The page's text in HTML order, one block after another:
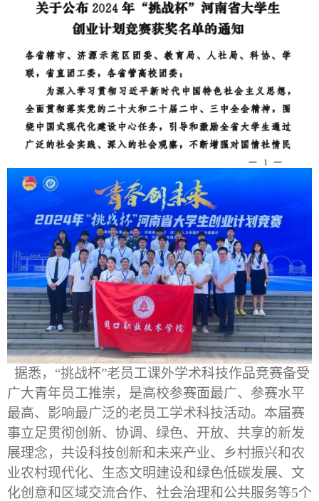
据悉，“挑战杯”老员工课外学术科技作品竞赛备受
广大青年员工推崇，是高校参赛面最广、参赛水平
最高、影响最广泛的老员工学术科技活动。本届赛
事立足贯彻创新、协调、绿色、开放、共享的新发
展理念，共设科技创新和未来产业、乡村振兴和农
业农村现代化、生态文明建设和绿色低碳发展、文
化创意和区域交流合作、社会治理和公共服务等5个